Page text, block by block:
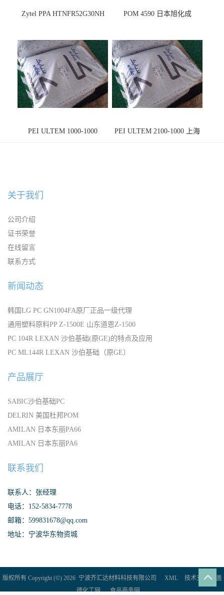
Zytel PPA HTNFR52G30NH POM 4590 日本旭化成
PEI ULTEM 1000-1000
PEI ULTEM 2100-1000 上海
关于我们
公司介绍
证书荣誉
在线留言
联系方式
新闻动态
韩国LG PC GN1004FA原厂正品一级代理
通用塑料原料PP Z-1500E 山东道恩Z-1500
PC 104R LEXAN 沙伯基础(原GE)的特点及应用
PC ML144R LEXAN 沙伯基础（原GE）
产品展厅
SABIC沙伯基础PC
DELRIN 美国杜邦POM
AMILAN 日本东丽PA66
AMILAN 日本东丽PA6
联系我们
联系人：张经理
电话：152-5834-7778
邮箱：599831678@qq.com
地址：宁波华东物资城
版权所有 Copyright (©) 2026 宁波齐汇达材料科技有限公司 XML 技术支持：
盖
德化工网
食品商务网